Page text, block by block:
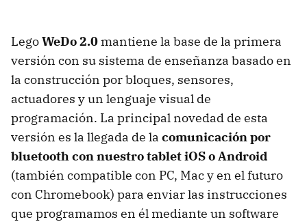
LegoWeDo 2.0 mantiene la base de la primera
versión con su sistema de enseñanza basado en
la construcción por bloques, sensores,
actuadores y un lenguaje visual de
programación. La principal novedad de esta
versión es la llegada de la comunicación por
bluetooth con nuestro tablet iOS o Android
(también compatible con PC, Mac y en el futuro
con Chromebook) para enviar las instrucciones
que programamos en él mediante un software